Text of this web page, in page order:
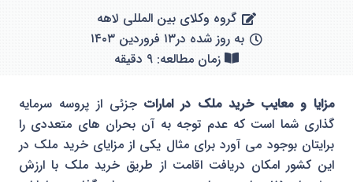
گروه وکلای بین المللی لاهه
به روز شده در۱۳ فروردین ۱۴۰۳
زمان مطالعه: 9 دقیقه
مزایا و معایب خرید ملک در امارات جزئی از پروسه سرمایه
گذاری شما است که عدم توجه به آن بحران های متعددی را
برایتان بوجود می آورد برای مثال یکی از مزایای خرید ملک در
این کشور امکان دریافت اقامت از طریق خرید ملک با ارزش